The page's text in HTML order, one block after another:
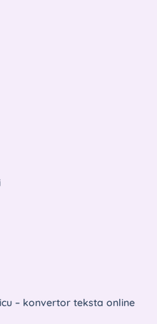
– konvertor teksta online